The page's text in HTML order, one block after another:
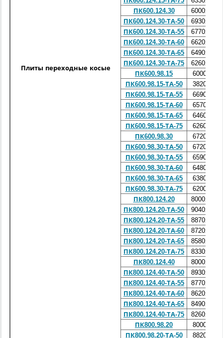
Плиты переходные косые
ПК600.124.30
ПК600.124.30-ТА-50
ПК600.124.30-ТА-55
ПК600.124.30-ТА-60
ПК600.124.30-ТА-65
ПК600.124.30-ТА-75
ПК600.98.15
ПК600.98.15-ТА-50
ПК600.98.15-ТА-55
ПК600.98.15-ТА-60
ПК600.98.15-ТА-65
ПК600.98.15-ТА-75
ПК600.98.30
ПК600.98.30-ТА-50
ПК600.98.30-ТА-55
ПК600.98.30-ТА-60
ПК600.98.30-ТА-65
ПК600.98.30-ТА-75
ПК800.124.20
ПК800.124.20-ТА-50
ПК800.124.20-ТА-55
ПК800.124.20-ТА-60
ПК800.124.20-ТА-65
ПК800.124.20-ТА-75
ПК800.124.40
ПК800.124.40-ТА-50
ПК800.124.40-ТА-55
ПК800.124.40-ТА-60
ПК800.124.40-ТА-65
ПК800.124.40-ТА-75
ПК800.98.20
ПК800.98.20-ТА-50